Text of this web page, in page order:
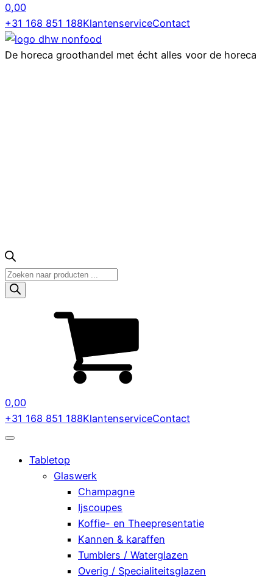
0,00
+31 168 851 188KlantenserviceContact
De horeca groothandel met écht alles voor de horeca
Producten
zoeken
0,00
+31 168 851 188KlantenserviceContact
Tabletop
Glaswerk
Champagne
Ijscoupes
Koffie- en Theepresentatie
Kannen & karaffen
Tumblers / Waterglazen
Overig / Specialiteitsglazen